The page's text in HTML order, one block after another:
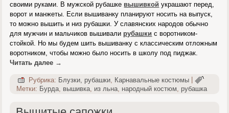
своими руками. В мужской рубашке вышивкой украшают перед,
ворот и манжеты. Если вышиванку планируют носить на выпуск,
то можно вышить и низ рубашки. У славянских народов обычно
для мужчин и мальчиков вышивали рубашки с воротником-
стойкой. Но мы будем шить вышиванку с классическим отложным
воротником, чтобы можно было носить в школу под пиджак.
Читать далее →
Рубрика: Блузки, рубашки Карнавальные костюмы |
Метки: Бурда, вышивка, из льна, народный костюм, рубашка